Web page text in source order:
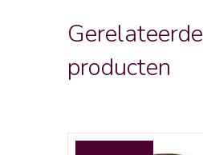
Gerelateerde
producten